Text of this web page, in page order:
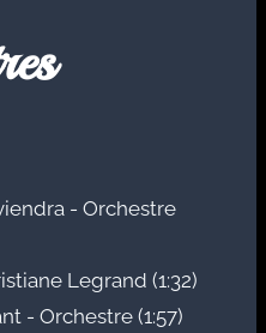
- Orchestre
Legrand (1:32)
- Orchestre (1:57)